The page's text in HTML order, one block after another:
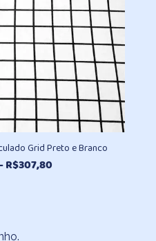
Grid Preto e Branco
R$307,80Faixa